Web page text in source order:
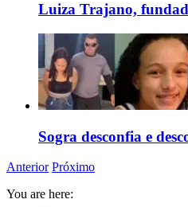
Luiza Trajano,
Sogra desconfia e
Anterior Próximo
You are here: